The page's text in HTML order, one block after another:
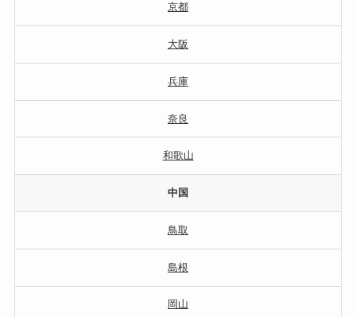
京都
大阪
兵庫
奈良
和歌山
中国
鳥取
島根
岡山